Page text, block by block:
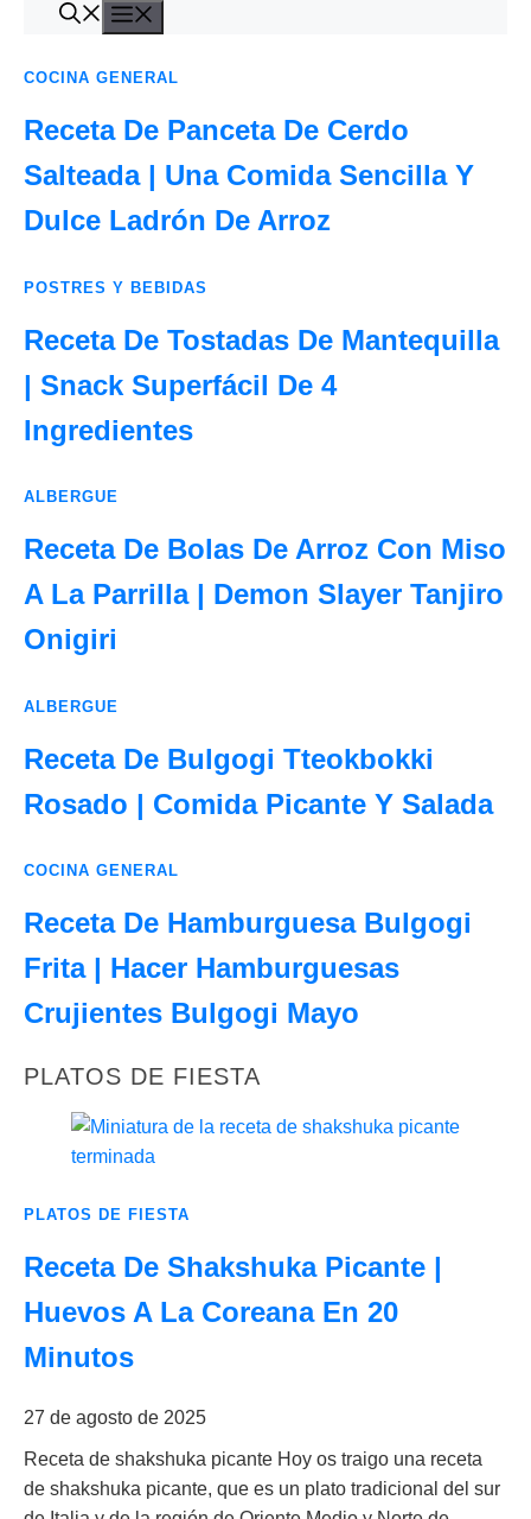
Saltar
contenido
COCINA GENERAL
Receta De Panceta De Cerdo
Salteada | Una Comida Sencilla Y
Dulce Ladrón De Arroz
POSTRES Y BEBIDAS
Receta De Tostadas De Mantequilla
| Snack Superfácil De 4
Ingredientes
ALBERGUE
Receta De Bolas De Arroz Con Miso
A La Parrilla | Demon Slayer Tanjiro
Onigiri
ALBERGUE
Receta De Bulgogi Tteokbokki
Rosado | Comida Picante Y Salada
COCINA GENERAL
Receta De Hamburguesa Bulgogi
Frita | Hacer Hamburguesas
Crujientes Bulgogi Mayo
PLATOS DE FIESTA
PLATOS DE FIESTA
Receta De Shakshuka Picante |
Huevos A La Coreana En 20
Minutos
27 de agosto de 2025
Receta de shakshuka picante Hoy os traigo una receta
de shakshuka picante, que es un plato tradicional del sur